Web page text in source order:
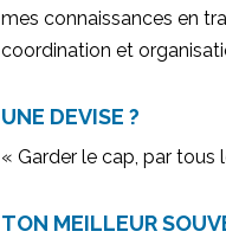
mes connaissances en
coordination et
UNE DEVISE ?
« Garder le cap, par tous
TON MEILLEUR